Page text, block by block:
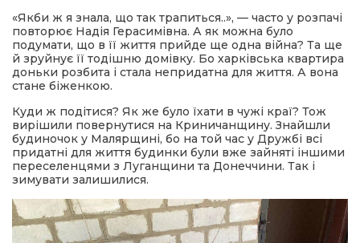
«Якби ж я знала, що так трапиться..», — часто у розпачі
повторює Надія Герасимівна. А як можна було
подумати, що в її життя прийде ще одна війна? Та ще
й зруйнує її тодішню домівку. Бо харківська квартира
доньки розбита і стала непридатна для життя. А вона
стане біженкою.
Куди ж подітися? Як же було їхати в чужі краї? Тож
вирішили повернутися на Криничанщину. Знайшли
будиночок у Малярщині, бо на той час у Дружбі всі
придатні для життя будинки були вже зайняті іншими
переселенцями з Луганщини та Донеччини. Так і
зимувати залишилися.